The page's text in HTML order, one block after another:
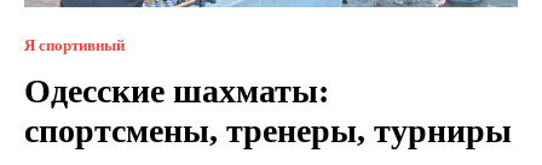
Я спортивный
Одесские шахматы:
спортсмены, тренеры, турниры